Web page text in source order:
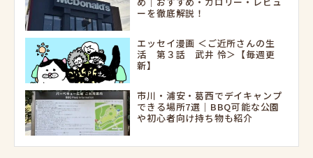
ーを徹底解説！
エッセイ漫画 ＜ご近所さんの生
活 第３話 武井 怜＞【毎週更
新】
市川・浦安・葛西でデイキャンプ
できる場所7選｜BBQ可能な公園
や初心者向け持ち物も紹介